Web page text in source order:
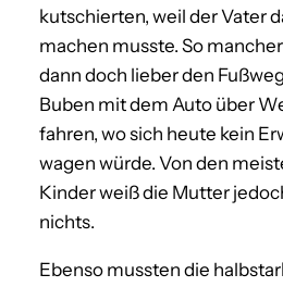
kutschierten, weil der Vater
machen musste. So
dann doch lieber den
Buben mit dem Auto über
fahren, wo sich heute kein
wagen würde. Von den
Kinder weiß die Mutter
nichts.
Ebenso mussten die